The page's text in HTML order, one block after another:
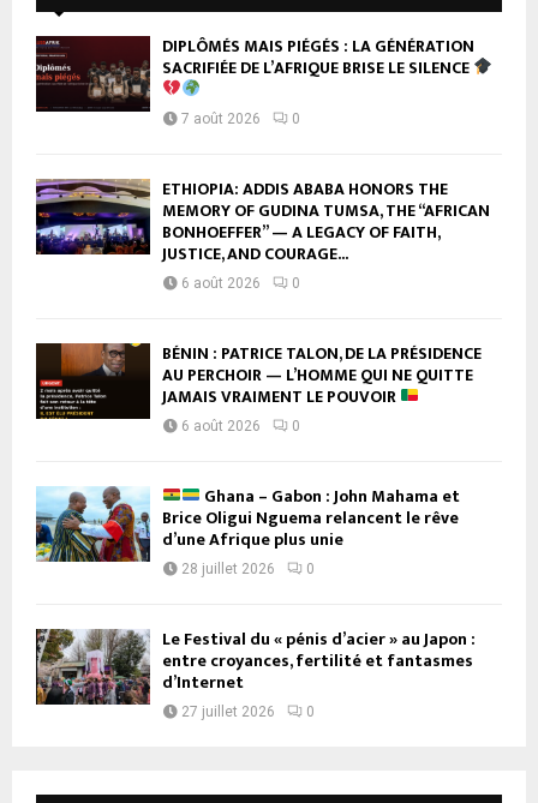
DIPLÔMÉS MAIS PIÉGÉS : LA GÉNÉRATION
SACRIFIÉE DE L’AFRIQUE BRISE LE SILENCE
7 août 2026 0
ETHIOPIA: ADDIS ABABA HONORS THE
MEMORY OF GUDINA TUMSA, THE “AFRICAN
BONHOEFFER” — A LEGACY OF FAITH,
JUSTICE, AND COURAGE...
6 août 2026 0
BÉNIN : PATRICE TALON, DE LA PRÉSIDENCE
AU PERCHOIR — L’HOMME QUI NE QUITTE
JAMAIS VRAIMENT LE POUVOIR
6 août 2026 0
Ghana – Gabon : John Mahama et
Brice Oligui Nguema relancent le rêve
d’une Afrique plus unie
28 juillet 2026 0
Le Festival du « pénis d’acier » au Japon :
entre croyances, fertilité et fantasmes
d’Internet
27 juillet 2026 0